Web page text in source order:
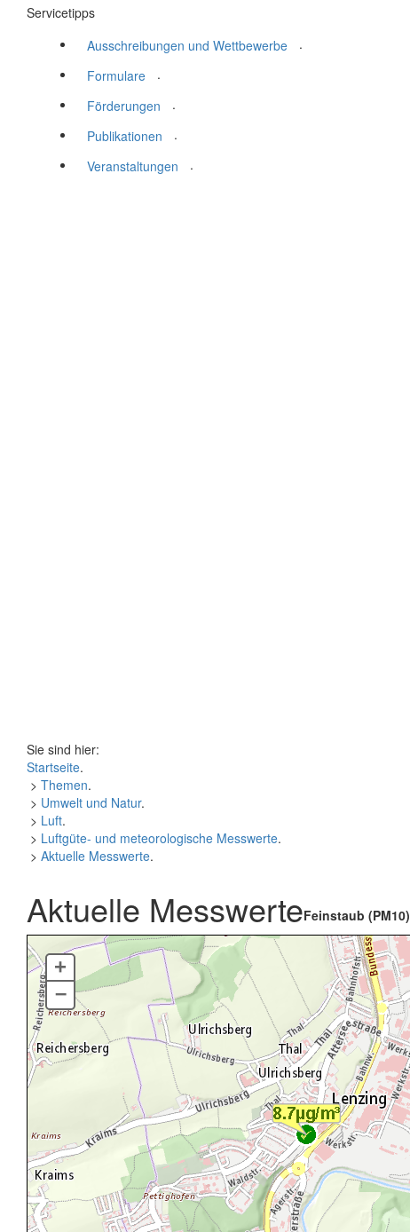
Servicetipps
Ausschreibungen und Wettbewerbe
.
Formulare
.
Förderungen
.
Publikationen
.
Veranstaltungen
.
Sie sind hier:
Startseite.
> Themen.
> Umwelt und Natur.
> Luft.
> Luftgüte- und meteorologische Messwerte.
> Aktuelle Messwerte.
Aktuelle MesswerteFeinstaub (PM10)
+
–